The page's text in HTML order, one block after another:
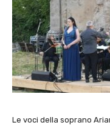
Le voci della soprano